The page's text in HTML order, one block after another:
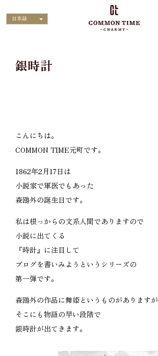
日本語
銀時計
こんにちは。
COMMON TIME元町です。
1862年2月17日は
小説家で軍医でもあった
森鴎外の誕生日です。
私は根っからの文系人間でありますので
小説に出てくる
『時計』に注目して
ブログを書いみようというシリーズの
第一弾です。
森鴎外の作品に舞姫というものがありますが
そこにも物語の早い段階で
銀時計が出てきます。